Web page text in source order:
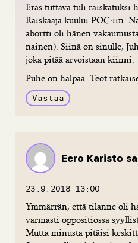
Eräs tuttava tuli raiskatuksi
Raiskaaja kuului POC:iin.
abortti oli hänen
nainen). Siinä on sinulle,
joka pitää arvoistaan kiinni.
Puhe on halpaa. Teot
Vastaa
Eero Karisto
23.9.2018 13:00
Ymmärrän, että tilanne oli
varmasti oppositiossa
Mutta minusta pitäisi